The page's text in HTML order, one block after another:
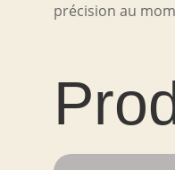
précision au